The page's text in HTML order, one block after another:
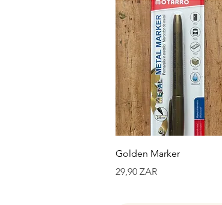
Schnellansicht
Golden Marker
Preis
29,90 ZAR